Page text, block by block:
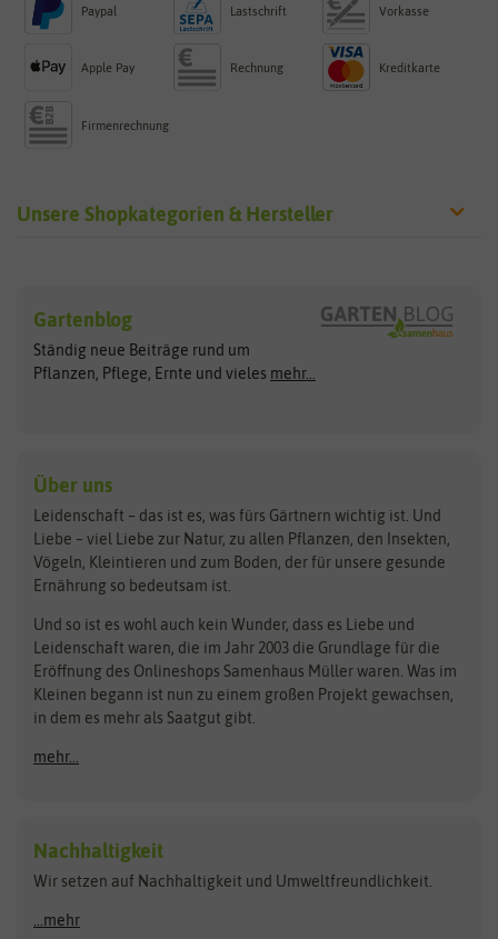
Paypal Lastschrift Vorkasse
Apple Pay Rechnung Kreditkarte
Firmenrechnung
Unsere Shopkategorien & Hersteller
Exotische Samen
Gemüsesamen
Gründünger
Kräutersamen
Obstsamen
Pilzbrut
Rasensamen
Steckzwiebeln
Zimmer & Kübelpflanzen
Kataloge
Schnäppchen
Anzucht & Gartenzubehör
Anzuchtschalen
Heizmatte & Heizkabel
Kokos-Quelltabletten
Zimmergewächshaus
Arche Noah
ASB Greenworld
Benary
Bingenheimer Saatgut
Bionana
BIOWOL
Blumicorn
Bûten Birds
Carl Pabst
Clever Pots
COMPO
Dürr-Samen
Feldsaaten Freudenberger
Fertil
Flora Elite
Florissa
Flortis
Hortitops
Gartenblog
Ständig neue Beiträge rund um
Pflanzen, Pflege, Ernte und vieles mehr...
Über uns
Leidenschaft – das ist es, was fürs Gärtnern wichtig ist. Und
Liebe – viel Liebe zur Natur, zu allen Pflanzen, den Insekten,
Vögeln, Kleintieren und zum Boden, der für unsere gesunde
Ernährung so bedeutsam ist.
Und so ist es wohl auch kein Wunder, dass es Liebe und
Leidenschaft waren, die im Jahr 2003 die Grundlage für die
Eröffnung des Onlineshops Samenhaus Müller waren. Was im
Kleinen begann ist nun zu einem großen Projekt gewachsen,
in dem es mehr als Saatgut gibt.
mehr...
Nachhaltigkeit
Wir setzen auf Nachhaltigkeit und Umweltfreundlichkeit.
...mehr